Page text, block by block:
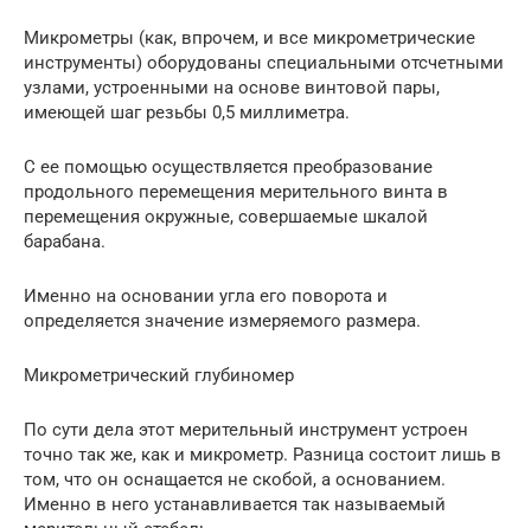
Микрометры (как, впрочем, и все микрометрические
инструменты) оборудованы специальными отсчетными
узлами, устроенными на основе винтовой пары,
имеющей шаг резьбы 0,5 миллиметра.
С ее помощью осуществляется преобразование
продольного перемещения мерительного винта в
перемещения окружные, совершаемые шкалой
барабана.
Именно на основании угла его поворота и
определяется значение измеряемого размера.
Микрометрический глубиномер
По сути дела этот мерительный инструмент устроен
точно так же, как и микрометр. Разница состоит лишь в
том, что он оснащается не скобой, а основанием.
Именно в него устанавливается так называемый